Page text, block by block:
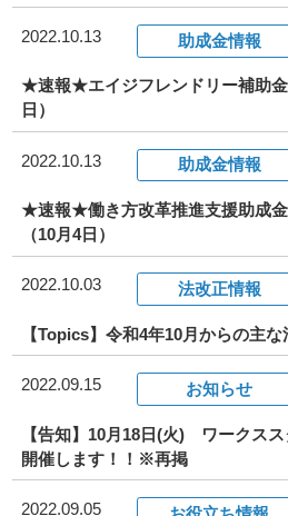
ブログ
2022.10.13 助成金情報
★速報★エイジフレンドリー補助
日）
2022.10.13 助成金情報
★速報★働き方改革推進支援助成
（10月4日）
2022.10.03 法改正情報
【Topics】令和4年10月からの主
2022.09.15 お知らせ
【告知】10月18日(火) ワークス
開催します！！※再掲
2022.09.05